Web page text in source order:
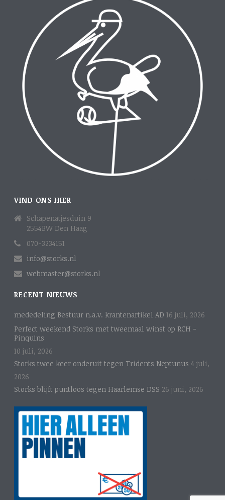
VIND ONS HIER
Schapenatjesduin 9
2554BW Den Haag
070-3234151
info@storks.nl
webmaster@storks.nl
RECENT NIEUWS
mededeling Bestuur n.a.v. krantenartikel AD 16 juli, 2026
Perfect weekend Storks met tweemaal winst op RCH -
Pinquins
10 juli, 2026
Storks twee keer onderuit tegen Tridents Neptunus 4 juli,
2026
Storks blijft puntloos tegen Haarlemse DSS 26 juni, 2026